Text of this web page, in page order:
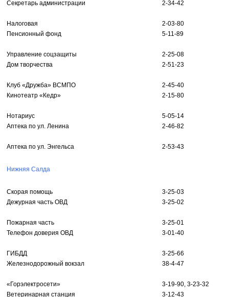
Секретарь администрации
Налоговая
Пенсионный фонд
Управление соцзащиты
Дом творчества
Клуб «Дружба» ВСМПО
Кинотеатр «Кедр»
Нотариус
Аптека по ул. Ленина
Аптека по ул. Энгельса
2-34-42
2-03-80
5-11-89
2-25-08
2-51-23
2-45-40
2-15-80
5-05-14
2-46-82
2-53-43
Нижняя Салда
Скорая помощь
Дежурная часть ОВД
Пожарная часть
Телефон доверия ОВД
ГИБДД
Железнодорожный вокзал
«Горэлектросети»
Ветеринарная станция
3-25-03
3-25-02
3-25-01
3-01-40
3-25-66
38-4-47
3-19-90, 3-23-32
3-12-43